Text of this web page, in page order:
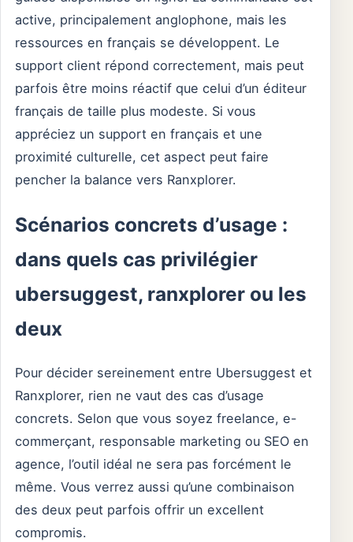
active, principalement anglophone, mais les
ressources en français se développent. Le
support client répond correctement, mais peut
parfois être moins réactif que celui d’un éditeur
français de taille plus modeste. Si vous
appréciez un support en français et une
proximité culturelle, cet aspect peut faire
pencher la balance vers Ranxplorer.
Scénarios concrets d’usage :
dans quels cas privilégier
ubersuggest, ranxplorer ou les
deux
Pour décider sereinement entre Ubersuggest et
Ranxplorer, rien ne vaut des cas d’usage
concrets. Selon que vous soyez freelance, e-
commerçant, responsable marketing ou SEO en
agence, l’outil idéal ne sera pas forcément le
même. Vous verrez aussi qu’une combinaison
des deux peut parfois offrir un excellent
compromis.